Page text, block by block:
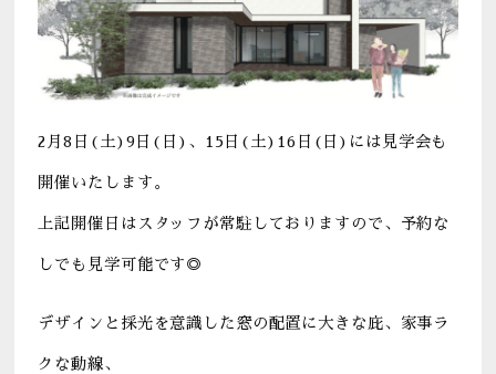
2月8日(土)9日(日)、15日(土)16日(日)には見学会も
開催いたします。
上記開催日はスタッフが常駐しておりますので、予約な
しでも見学可能です◎
デザインと採光を意識した窓の配置に大きな庇、家事ラ
クな動線、